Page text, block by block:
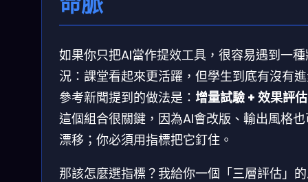
如果你只把AI當作提效工具，很容易遇到一
況：課堂看起來更活躍，但學生到底有沒有
參考新聞提到的做法是： 增量試驗 + 效果評估
這個組合很關鍵，因為AI會改版、輸出風格
漂移；你必須用指標把它釘住。
那該怎麼選指標？我給你一個「三層評估」